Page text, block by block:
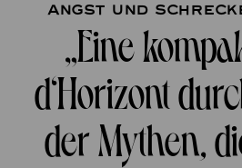
Angst und
„Eine
d‘Horizont
der Mythen,